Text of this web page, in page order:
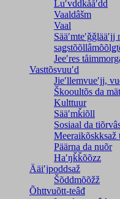
Luʹvddkååʹdd
Vaaldâšm
Vaal
Jeeʹres
Vasttõsvuuʹd
Jieʹllemvueʹjj,
Škooultõs da
Kulttuur
Sääʹmǩiõll
Sosiaal da
Meeraikõskksaž
Päärna da nuõr
Haʹŋǩǩõõzz
Ääiʹjpoddsaž
Šõddmõõžž
Õhttvuõtt-teâđ